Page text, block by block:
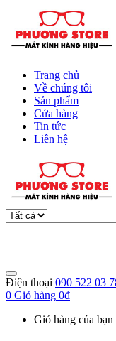
Trang chủ
Về chúng tôi
Sản phẩm
Cửa hàng
Tin tức
Liên hệ
Điện thoại 090 522 03
0 Giỏ hàng 0đ
Giỏ hàng của bạn